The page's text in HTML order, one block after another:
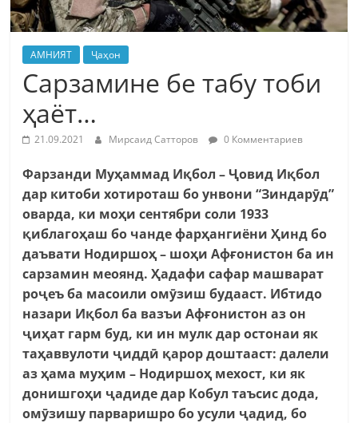
АМНИЯТ Ҷаҳон
Сарзамине бе табу тоби
ҳаёт…
21.09.2021 Мирсаид Сатторов 0 Комментариев
Фарзанди Муҳаммад Иқбол – Ҷовид Иқбол
дар китоби хотироташ бо унвони “Зиндарӯд”
оварда, ки моҳи сентябри соли 1933
қиблагоҳаш бо чанде фарҳангиёни Ҳинд бо
даъвати Нодиршоҳ – шоҳи Афғонистон ба ин
сарзамин меоянд. Ҳадафи сафар машварат
роҷеъ ба масоили омӯзиш будааст. Ибтидо
назари Иқбол ба вазъи Афғонистон аз он
ҷиҳат гарм буд, ки ин мулк дар остонаи як
таҳаввулоти ҷиддӣ қарор доштааст: далели
аз ҳама муҳим – Нодиршоҳ мехост, ки як
донишгоҳи ҷадиде дар Кобул таъсис дода,
омӯзишу парваришро бо усули ҷадид, бо